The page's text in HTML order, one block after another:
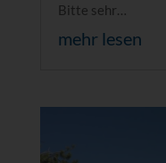
Bitte sehr…
mehr lesen